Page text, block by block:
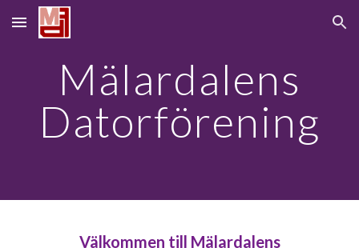
Skip to main content Skip to navigation
Mälardalens
Datorförening
Välkommen till Mälardalens